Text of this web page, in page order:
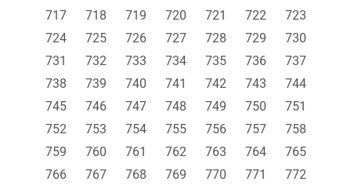
717
718 719 720 721 722
723
724
725 726 727 728 729
730
731
732 733 734 735 736
737
738
739 740 741 742 743
744
745
746 747 748 749 750
751
752
753 754 755 756 757
758
759
760 761 762 763 764
765
766
767 768 769 770 771
772